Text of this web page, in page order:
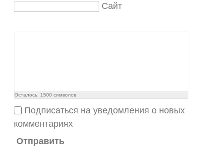
Сайт
Осталось: 1500 символов
Подписаться на уведомления о новых
комментариях
Отправить